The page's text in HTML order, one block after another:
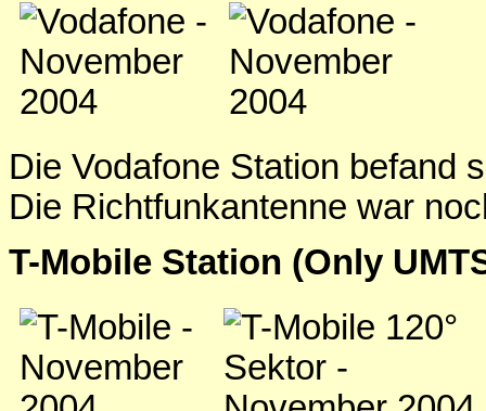
Die Vodafone Station befand
Die Richtfunkantenne war
T-Mobile Station (Only